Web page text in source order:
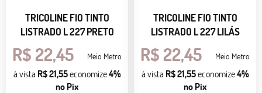
TRICOLINE FIO TINTO
LISTRADO L 227 PRETO
R$ 22,45 Meio Metro
à vista R$ 21,55economize4%
no Pix
TRICOLINE FIO TINTO
LISTRADO L 227 LILÁS
R$ 22,45 Meio Metro
à vista R$ 21,55economize4%
no Pix